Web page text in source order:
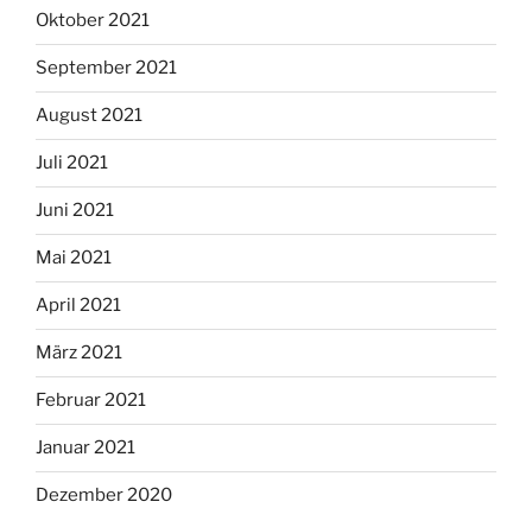
Oktober 2021
September 2021
August 2021
Juli 2021
Juni 2021
Mai 2021
April 2021
März 2021
Februar 2021
Januar 2021
Dezember 2020